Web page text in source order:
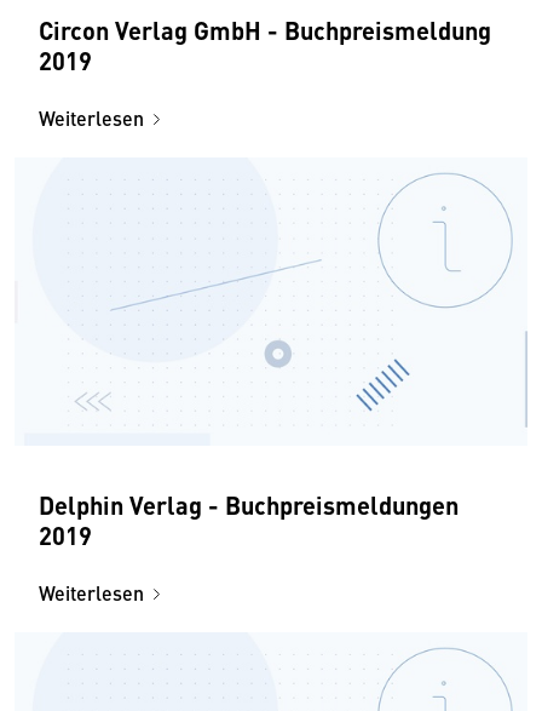
Circon Verlag GmbH - Buchpreismeldung
2019
Weiterlesen
Delphin Verlag - Buchpreismeldungen
2019
Weiterlesen